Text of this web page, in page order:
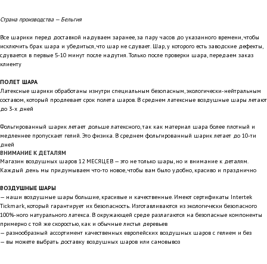
Страна производства — Бельгия
Все шарики перед доставкой надуваем заранее, за пару часов до указанного времени, чтобы
исключить брак шара и убедиться, что шар не сдувает. Шар, у которого есть заводские дефекты,
сдувается в первые 5-10 минут после надутия. Только после проверки шара, передаем заказ
клиенту
ПОЛЕТ ШАРА
Латексные шарики обработаны изнутри специальным безопасным, экологически-нейтральным
составом, который продлевает срок полета шаров. В среднем латексные воздушные шары летают
до 3-х дней
Фольгированный шарик летает дольше латексного, так как материал шара более плотный и
медленнее пропускает гелий. Это физика. В среднем фольгированный шарик летает до 10-ти
дней
ВНИМАНИЕ К ДЕТАЛЯМ
Магазин воздушных шаров 12 МЕСЯЦЕВ — это не только шары, но и внимание к деталям.
Каждый день мы придумываем что-то новое, чтобы вам было удобно, красиво и празднично
ВОЗДУШНЫЕ ШАРЫ
— наши воздушные шары большие, красивые и качественные. Имеют сертификаты Intertek
Tickmark, который гарантирует их безопасность. Изготавливаются из экологически безопасного
100%-ного натурального латекса. В окружающей среде разлагаются на безопасные компоненты
примерно с той же скоростью, как и обычные листья деревьев
— разнообразный ассортимент качественных европейских воздушных шаров с гелием и без
— вы можете выбрать доставку воздушных шаров или самовывоз